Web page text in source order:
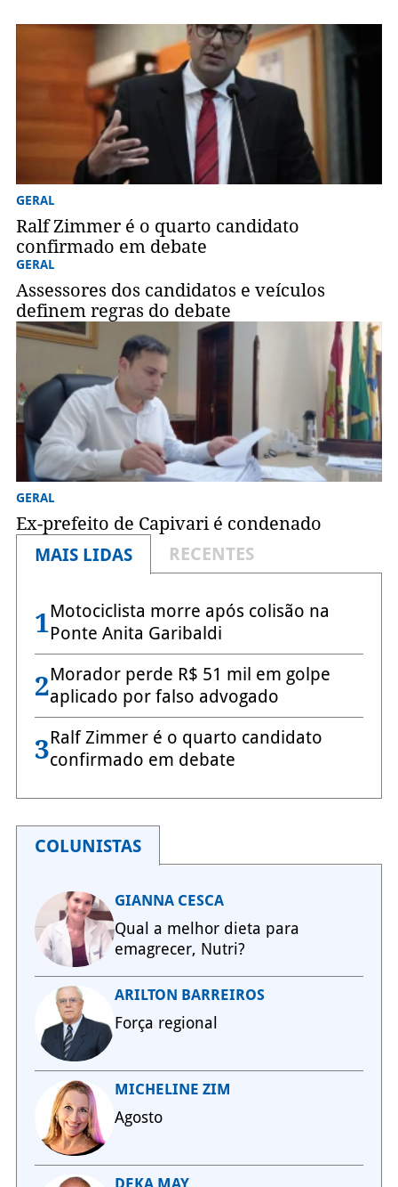
GERAL
Ralf Zimmer é o quarto candidato
confirmado em debate
GERAL
Assessores dos candidatos e veículos
definem regras do debate
GERAL
Ex-prefeito de Capivari é condenado
MAIS LIDAS
RECENTES
1Motociclista morre após colisão na
Ponte Anita Garibaldi
2Morador perde R$ 51 mil em golpe
aplicado por falso advogado
3Ralf Zimmer é o quarto candidato
confirmado em debate
COLUNISTAS
GIANNA CESCA
Qual a melhor dieta para
emagrecer, Nutri?
ARILTON BARREIROS
Força regional
MICHELINE ZIM
Agosto